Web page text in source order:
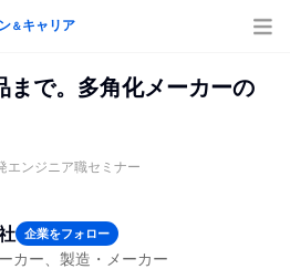
＆キャリア
まで。多角化メーカーの
エンジニア職セミナー
企業をフォロー
カー、製造・メーカー